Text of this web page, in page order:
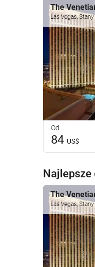
The
Las Vegas,
Od
84 US$
The
Las Vegas,